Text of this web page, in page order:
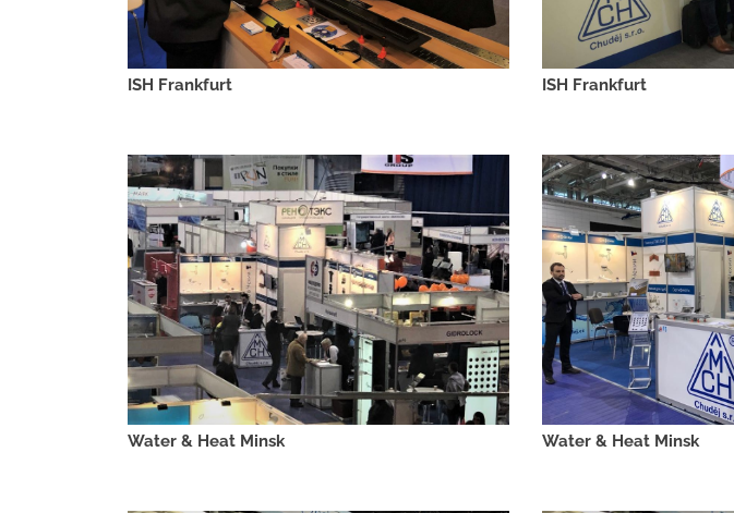
ISH Frankfurt ISH Frankfurt
Water & Heat Minsk Water & Heat Minsk